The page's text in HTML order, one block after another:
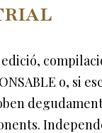
o, si